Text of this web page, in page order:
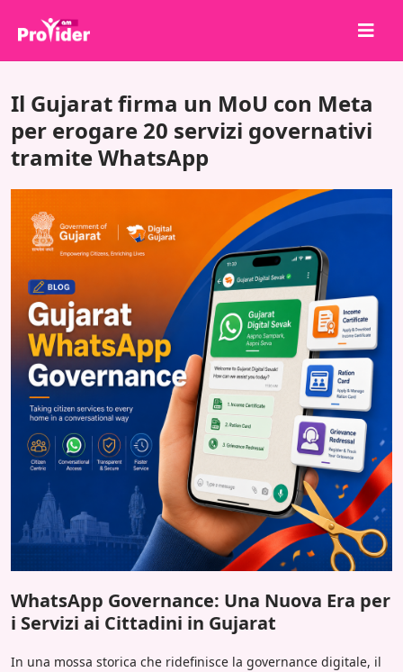
Chi siamo
Accedi
Iscriviti
Servizi
API
Termini
Blog
Il Gujarat firma un MoU con Meta
per erogare 20 servizi governativi
tramite WhatsApp
WhatsApp Governance: Una Nuova Era per
i Servizi ai Cittadini in Gujarat
In una mossa storica che ridefinisce la governance digitale, il